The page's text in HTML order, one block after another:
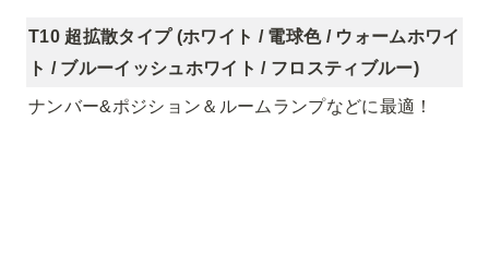
T10 超拡散タイプ (ホワイト / 電球色 / ウォームホワイ
ト / ブルーイッシュホワイト / フロスティブルー)
ナンバー&ポジション＆ルームランプなどに最適！